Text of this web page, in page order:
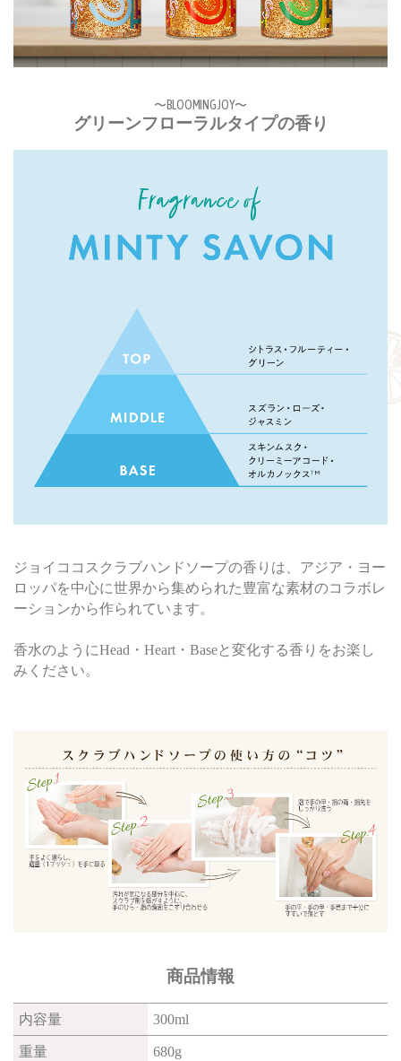
〜BLOOMING JOY〜
グリーンフローラルタイプの香り
ジョイココスクラブハンドソープの香りは、アジア・ヨー
ロッパを中心に世界から集められた豊富な素材のコラボレ
ーションから作られています。
香水のようにHead・Heart・Baseと変化する香りをお楽し
みください。
商品情報
内容量 300ml
重量 680g